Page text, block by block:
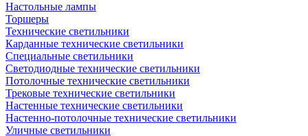
Настольные лампы
Торшеры
Технические светильники
Карданные технические светильники
Специальные светильники
Светодиодные технические светильники
Потолочные технические светильники
Трековые технические светильники
Настенные технические светильники
Настенно-потолочные технические светильники
Уличные светильники